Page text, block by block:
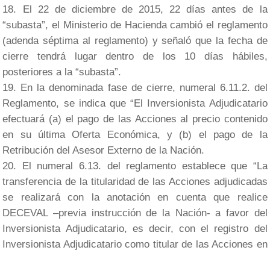
El 22 de diciembre de 2015, 22 días antes de la
“subasta”, el Ministerio de Hacienda cambió el reglamento
(adenda séptima al reglamento) y señaló que la fecha de
cierre tendrá lugar dentro de los 10 días hábiles,
posteriores a la “subasta”.
En la denominada fase de cierre, numeral 6.11.2. del
Reglamento, se indica que “El Inversionista Adjudicatario
efectuará (a) el pago de las Acciones al precio contenido
en su última Oferta Económica, y (b) el pago de la
Retribución del Asesor Externo de la Nación.
El numeral 6.13. del reglamento establece que “La
transferencia de la titularidad de las Acciones adjudicadas
se realizará con la anotación en cuenta que realice
DECEVAL –previa instrucción de la Nación- a favor del
Inversionista Adjudicatario, es decir, con el registro del
Inversionista Adjudicatario como titular de las Acciones en